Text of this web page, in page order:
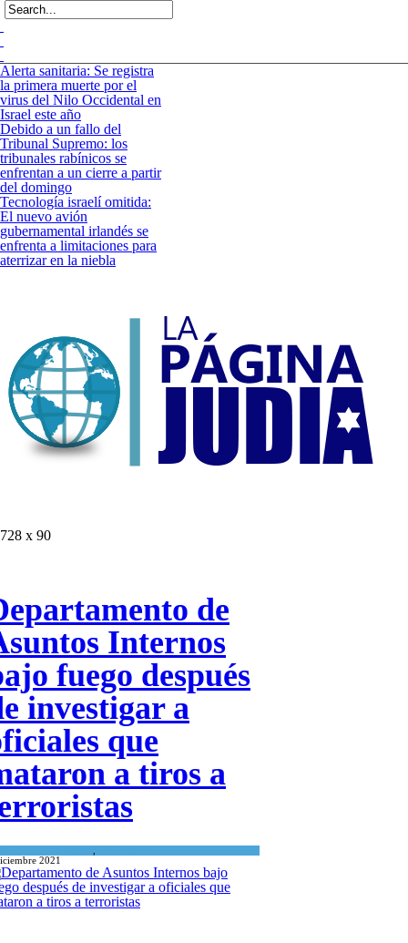
Alerta sanitaria: Se registra
la primera muerte por el
virus del Nilo Occidental en
Israel este año
Debido a un fallo del
Tribunal Supremo: los
tribunales rabínicos se
enfrentan a un cierre a partir
del domingo
Tecnología israelí omitida:
El nuevo avión
gubernamental irlandés se
enfrenta a limitaciones para
aterrizar en la niebla
728 x 90
de
Internos
fuego después
investigar a
que
a tiros a
2021